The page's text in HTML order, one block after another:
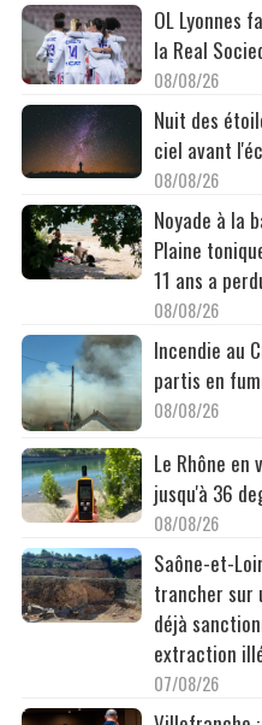
OL Lyonnes
la Real
08/08/26
Nuit des
ciel avant
08/08/26
Noyade à la
Plaine
11 ans a
08/08/26
Incendie au
partis en
08/08/26
Le Rhône en
jusqu'à 36
08/08/26
Saône-et-
trancher sur
déjà
extraction
07/08/26